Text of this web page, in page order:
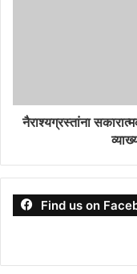
नैराश्यग्रस्तांना
Find us on